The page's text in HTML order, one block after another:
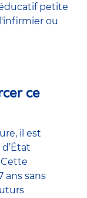
petite
l'infirmier ou
ce
il est
Cette
ans sans